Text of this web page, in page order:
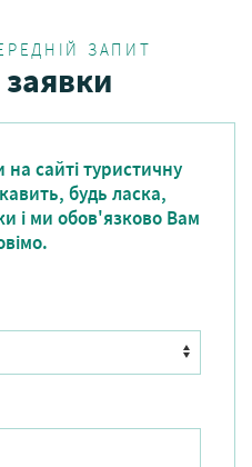
ЗАПИТ
сайті туристичну
будь ласка,
і ми обов'язково Вам